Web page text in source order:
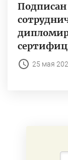
25 мая